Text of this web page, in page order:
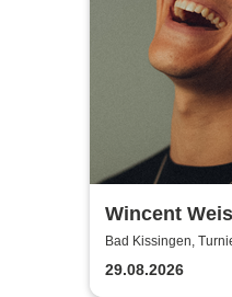
Wincent
Bad Kissingen,
29.08.2026